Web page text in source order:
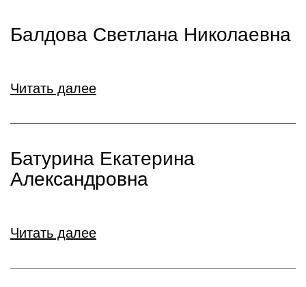
Балдова Светлана Николаевна
Читать далее
Батурина Екатерина
Александровна
Читать далее